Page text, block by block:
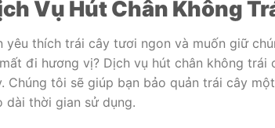
Vụ Hút Chân Không
yêu thích trái cây tươi ngon và muốn giữ
đi hương vị? Dịch vụ hút chân không
Chúng tôi sẽ giúp bạn bảo quản trái cây
dài thời gian sử dụng.